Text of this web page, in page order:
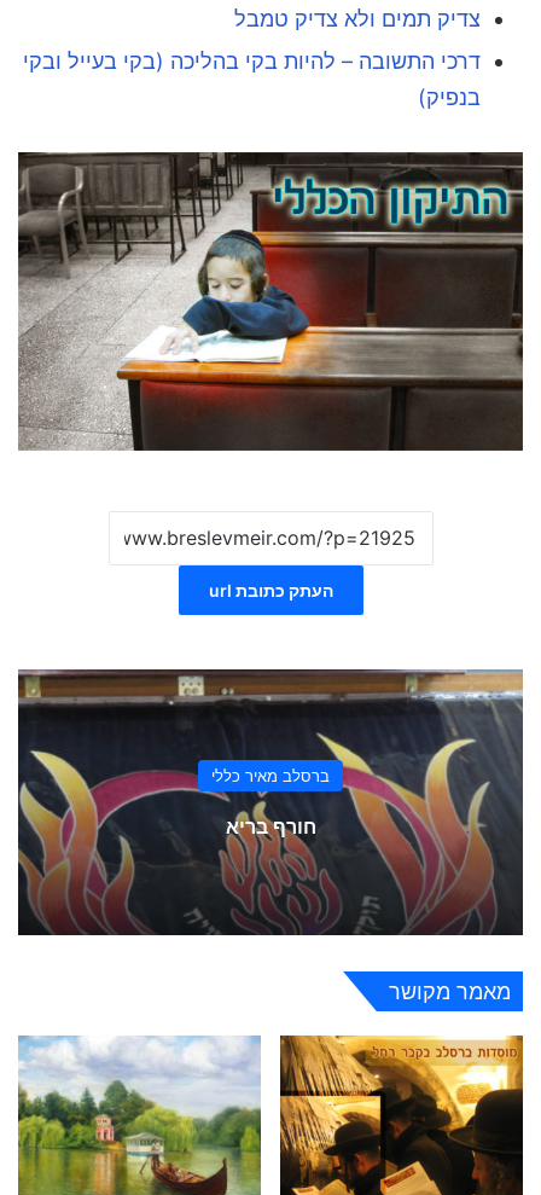
צדיק תמים ולא צדיק טמבל
דרכי התשובה – להיות בקי בהליכה (בקי בעייל ובקי
בנפיק)
העתק כתובת url
ברסלב מאיר כללי
חורף בריא
מאמר מקושר